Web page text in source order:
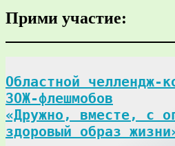
Прими участие:
Областной челлендж-
ЗОЖ-флешмобов
«Дружно, вместе, с
здоровый образ